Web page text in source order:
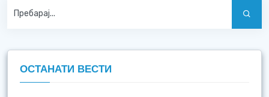
ОСТАНАТИ ВЕСТИ